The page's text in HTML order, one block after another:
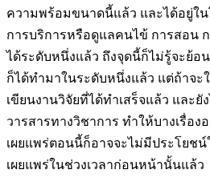
ความพร้อมขนาดนี้แล้ว และได้อยู่ใน
การบริการหรือดูแลคนไข้ การสอน
ได้ระดับหนึ่งแล้ว ถึงจุดนี้ก็ไม่รู้จะย้อ
ก็ได้ทำมาในระดับหนึ่งแล้ว แต่ถ้าจะ
เขียนงานวิจัยที่ได้ทำเสร็จแล้ว และยั
วารสารทางวิชาการ ทำให้บางเรื่อ
เผยแพร่ตอนนี้ก็อาจจะไม่มีประโยชน์
เผยแพร่ในช่วงเวลาก่อนหน้านั้นแล้ว